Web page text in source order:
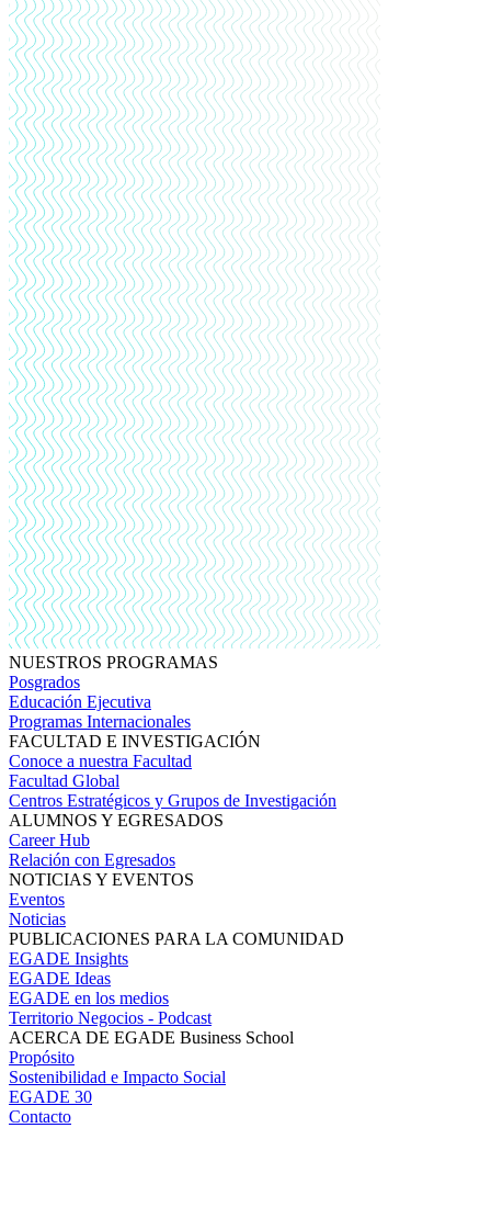
NUESTROS PROGRAMAS
Posgrados
Educación Ejecutiva
Programas Internacionales
FACULTAD E INVESTIGACIÓN
Conoce a nuestra Facultad
Facultad Global
Centros Estratégicos y Grupos de Investigación
ALUMNOS Y EGRESADOS
Career Hub
Relación con Egresados
NOTICIAS Y EVENTOS
Eventos
Noticias
PUBLICACIONES PARA LA COMUNIDAD
EGADE Insights
EGADE Ideas
EGADE en los medios
Territorio Negocios - Podcast
ACERCA DE EGADE Business School
Propósito
Sostenibilidad e Impacto Social
EGADE 30
Contacto